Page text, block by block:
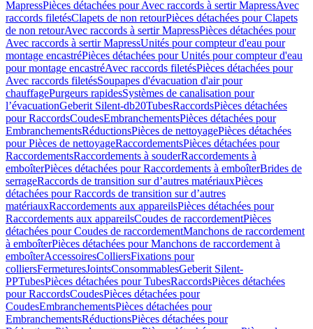
MapressPièces détachées pour Avec raccords à sertir MapressAvec
raccords filetésClapets de non retourPièces détachées pour Clapets
de non retourAvec raccords à sertir MapressPièces détachées pour
Avec raccords à sertir MapressUnités pour compteur d'eau pour
montage encastréPièces détachées pour Unités pour compteur d'eau
pour montage encastréAvec raccords filetésPièces détachées pour
Avec raccords filetésSoupapes d'évacuation d'air pour
chauffagePurgeurs rapidesSystèmes de canalisation pour
l’évacuationGeberit Silent-db20TubesRaccordsPièces détachées
pour RaccordsCoudesEmbranchementsPièces détachées pour
EmbranchementsRéductionsPièces de nettoyagePièces détachées
pour Pièces de nettoyageRaccordementsPièces détachées pour
RaccordementsRaccordements à souderRaccordements à
emboîterPièces détachées pour Raccordements à emboîterBrides de
serrageRaccords de transition sur d’autres matériauxPièces
détachées pour Raccords de transition sur d’autres
matériauxRaccordements aux appareilsPièces détachées pour
Raccordements aux appareilsCoudes de raccordementPièces
détachées pour Coudes de raccordementManchons de raccordement
à emboîterPièces détachées pour Manchons de raccordement à
emboîterAccessoiresColliersFixations pour
colliersFermeturesJointsConsommablesGeberit Silent-
PPTubesPièces détachées pour TubesRaccordsPièces détachées
pour RaccordsCoudesPièces détachées pour
CoudesEmbranchementsPièces détachées pour
EmbranchementsRéductionsPièces détachées pour